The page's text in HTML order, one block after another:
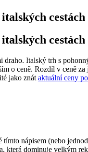
cestách
cestách
Italský trh s
o ceně. Rozdíl v ceně
jako znát aktuální ceny
nápisem (nebo
která dominuje velkým